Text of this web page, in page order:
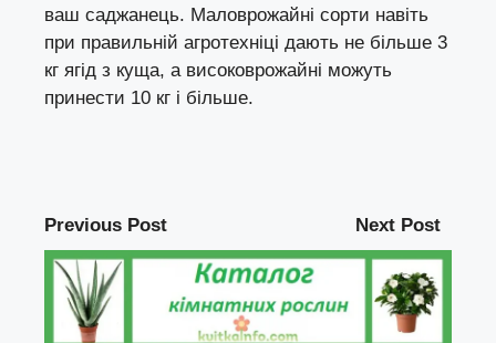
ваш саджанець. Маловрожайні сорти навіть
при правильній агротехніці дають не більше 3
кг ягід з куща, а високоврожайні можуть
принести 10 кг і більше.
Previous Post Next Post